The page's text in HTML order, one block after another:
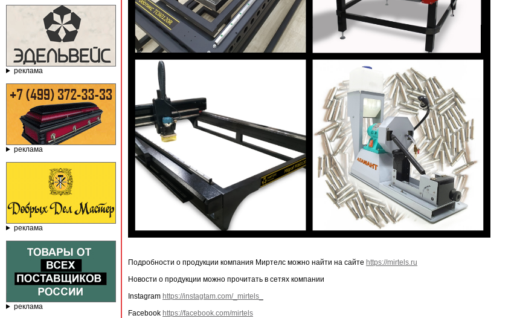
реклама
реклама
реклама
реклама
Подробности о продукции компания Миртелс можно найти на сайте https://mirtels.ru
Новости о продукции можно прочитать в сетях компании
Instagram https://instagtam.com/_mirtels_
Facebook https://facebook.com/mirtels